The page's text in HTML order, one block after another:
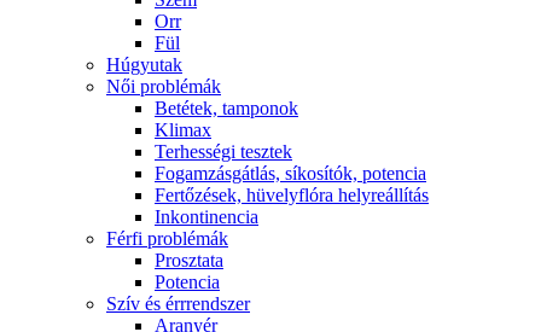
Orr
Fül
Húgyutak
Női problémák
Betétek, tamponok
Klimax
Terhességi tesztek
Fogamzásgátlás, síkosítók, potencia
Fertőzések, hüvelyflóra helyreállítás
Inkontinencia
Férfi problémák
Prosztata
Potencia
Szív és érrrendszer
Aranyér